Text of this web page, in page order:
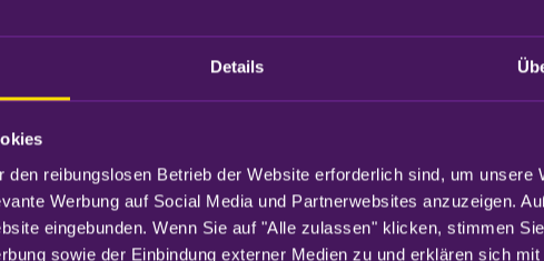
Details
den reibungslosen Betrieb der Website erforderlich sind, um unsere
Werbung auf Social Media und Partnerwebsites anzuzeigen.
eingebunden. Wenn Sie auf "Alle zulassen" klicken, stimmen
sowie der Einbindung externer Medien zu und erklären sich mit